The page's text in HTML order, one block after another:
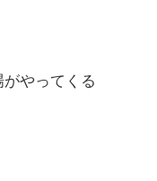
やってくる